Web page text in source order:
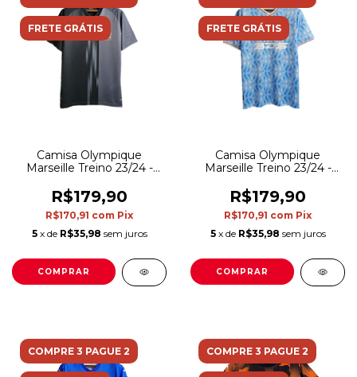
FRETE GRÁTIS
Camisa Olympique
Marseille Treino 23/24 -
- Preta com detalhes em
branco
R$179,90
R$170,91 com Pix
5 x de R$35,98 sem juros
COMPRAR
FRETE GRÁTIS
Camisa Olympique
Marseille Treino 23/24 -
- Azul com detalhes em
branco e dourado
R$179,90
R$170,91 com Pix
5 x de R$35,98 sem juros
COMPRAR
COMPRE 3 PAGUE 2 COMPRE 3 PAGUE 2